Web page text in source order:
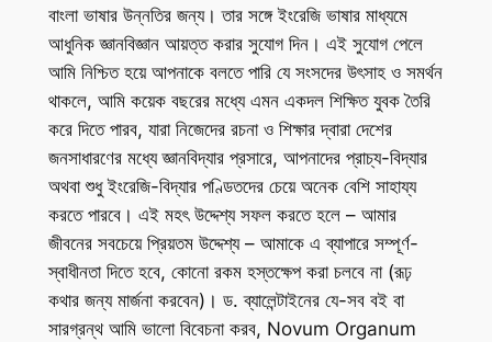
বাংলা ভাষার উন্নতির জন্য। তার সঙ্গে ইংরেজি ভাষার মাধ্যমে
আধুনিক জ্ঞানবিজ্ঞান আয়ত্ত করার সুযোগ দিন। এই সুযোগ পেলে
আমি নিশ্চিত হয়ে আপনাকে বলতে পারি যে সংসদের উৎসাহ ও সমর্থন
থাকলে, আমি কয়েক বছরের মধ্যে এমন একদল শিক্ষিত যুবক তৈরি
করে দিতে পারব, যারা নিজেদের রচনা ও শিক্ষার দ্বারা দেশের
জনসাধারণের মধ্যে জ্ঞানবিদ্যার প্রসারে, আপনাদের প্রাচ্য-বিদ্যার
অথবা শুধু ইংরেজি-বিদ্যার পণ্ডিতদের চেয়ে অনেক বেশি সাহায্য
করতে পারবে। এই মহৎ উদ্দেশ্য সফল করতে হলে – আমার
জীবনের সবচেয়ে প্রিয়তম উদ্দেশ্য – আমাকে এ ব্যাপারে সম্পূর্ণ-
স্বাধীনতা দিতে হবে, কোনো রকম হস্তক্ষেপ করা চলবে না (রূঢ়
কথার জন্য মার্জনা করবেন)। ড. ব্যালেন্টাইনের যে-সব বই বা
সারগ্রন্থ আমি ভালো বিবেচনা করব, Novum Organum